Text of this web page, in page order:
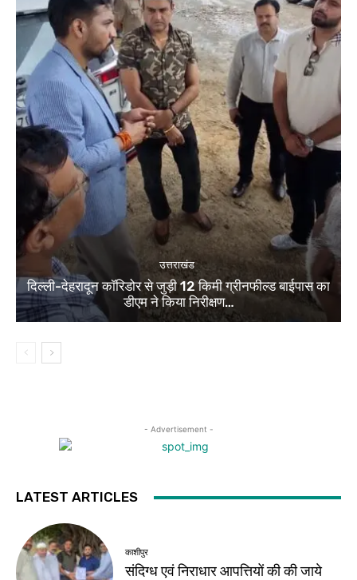
उत्तराखंड
दिल्ली-देहरादून कॉरिडोर से जुड़ी 12 किमी ग्रीनफील्ड बाईपास का
डीएम ने किया निरीक्षण…
- Advertisement -
LATEST ARTICLES
काशीपुर
संदिग्ध एवं निराधार आपत्तियों की की जाये